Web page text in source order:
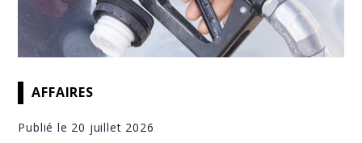
AFFAIRES
Publié le 20 juillet 2026